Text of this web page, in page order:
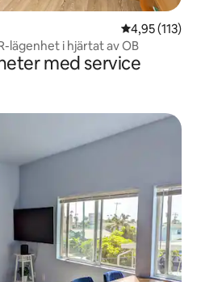
4,95 av 5 i
4,95 (113)
lägenhet i hjärtat av OB
med service